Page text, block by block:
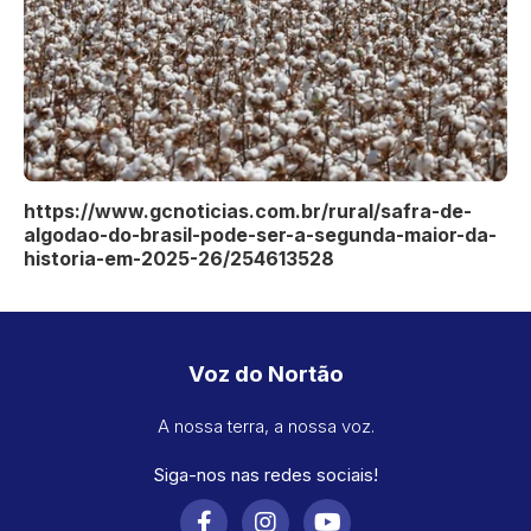
https://www.gcnoticias.com.br/rural/safra-de-
algodao-do-brasil-pode-ser-a-segunda-maior-da-
historia-em-2025-26/254613528
Voz do Nortão
A nossa terra, a nossa voz.
Siga-nos nas redes sociais!